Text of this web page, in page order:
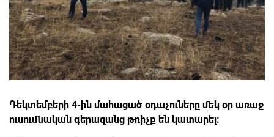
Դեկտեմբերի 4-ին մահացած օդաչուները մեկ օր առաջ
ուսումնական գերազանց թռիչք են կատարել։